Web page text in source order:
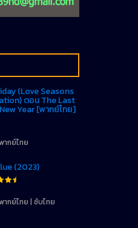
(Love Seasons
ตอน The Last
Year [พากย์ไทย]
ากย์ไทย
(2023)
ากย์ไทย | ซับไทย